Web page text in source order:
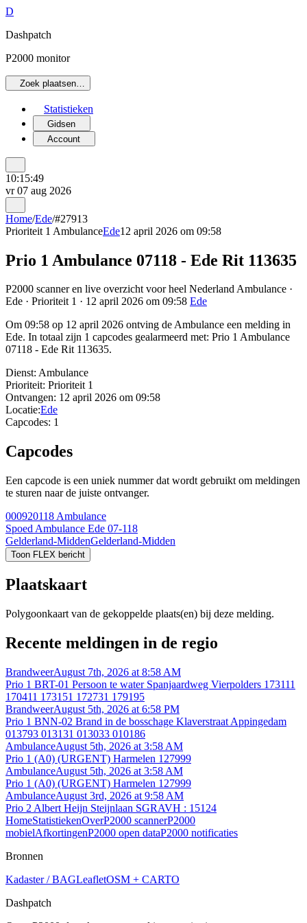
D
Dashpatch
P2000 monitor
Zoek plaatsen…
Statistieken
Gidsen
Account
10:15:49
vr 07 aug 2026
Home/Ede/#27913
Prioriteit 1 AmbulanceEde12 april 2026 om 09:58
Prio 1 Ambulance 07118 - Ede Rit 113635
P2000 scanner en live overzicht voor heel Nederland Ambulance ·
Ede · Prioriteit 1 · 12 april 2026 om 09:58 Ede
Om 09:58 op 12 april 2026 ontving de Ambulance een melding in
Ede. In totaal zijn 1 capcodes gealarmeerd met: Prio 1 Ambulance
07118 - Ede Rit 113635.
Dienst: Ambulance
Prioriteit: Prioriteit 1
Ontvangen: 12 april 2026 om 09:58
Locatie:Ede
Capcodes: 1
Capcodes
Een capcode is een uniek nummer dat wordt gebruikt om meldingen
te sturen naar de juiste ontvanger.
000920118 Ambulance
Spoed Ambulance Ede 07-118
Gelderland-MiddenGelderland-Midden
Toon FLEX bericht
Plaatskaart
Polygoonkaart van de gekoppelde plaats(en) bij deze melding.
Recente meldingen in de regio
BrandweerAugust 7th, 2026 at 8:58 AM
Prio 1 BRT-01 Persoon te water Spanjaardweg Vierpolders 173111
170411 173151 172731 179195
BrandweerAugust 5th, 2026 at 6:58 PM
Prio 1 BNN-02 Brand in de bosschage Klaverstraat Appingedam
013793 013131 013033 010186
AmbulanceAugust 5th, 2026 at 3:58 AM
Prio 1 (A0) (URGENT) Harmelen 127999
AmbulanceAugust 5th, 2026 at 3:58 AM
Prio 1 (A0) (URGENT) Harmelen 127999
AmbulanceAugust 3rd, 2026 at 9:58 AM
Prio 2 Albert Heijn Steijnlaan SGRAVH : 15124
HomeStatistiekenOverP2000 scannerP2000
mobielAfkortingenP2000 open dataP2000 notificaties
Bronnen
Kadaster / BAGLeafletOSM + CARTO
Dashpatch